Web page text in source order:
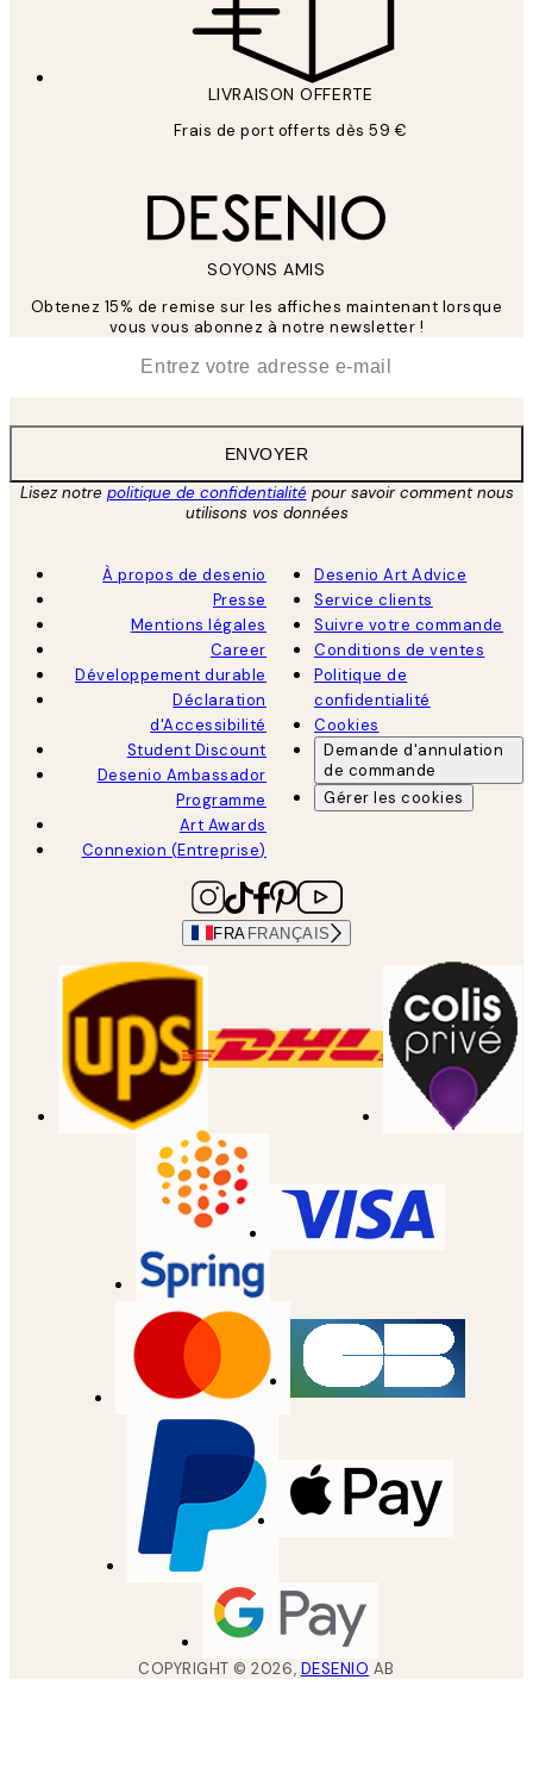
LIVRAISON OFFERTE
Frais de port offerts dès 59 €
SOYONS AMIS
Obtenez 15% de remise sur les affiches maintenant lorsque
vous vous abonnez à notre newsletter !
ENVOYER
Lisez notre politique de confidentialitépour savoir comment nous
utilisons vos données
À propos de desenio
Presse
Mentions légales
Career
Développement durable
Déclaration
d'Accessibilité
Student Discount
Desenio Ambassador
Programme
Art Awards
Connexion (Entreprise)
Desenio Art Advice
Service clients
Suivre votre commande
Conditions de ventes
Politique de
confidentialité
Cookies
Demande d'annulation
de commande
Gérer les cookies
FRA FRANÇAIS
COPYRIGHT ©2026, DESENIO AB